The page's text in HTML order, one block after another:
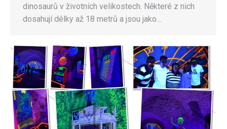
dinosaurů v životních velikostech. Některé z nich
dosahují délky až 18 metrů a jsou jako…